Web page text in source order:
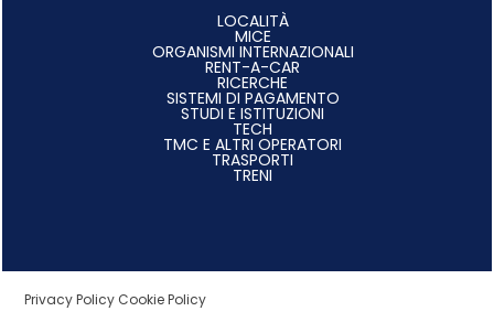
LOCALITÀ
MICE
ORGANISMI INTERNAZIONALI
RENT-A-CAR
RICERCHE
SISTEMI DI PAGAMENTO
STUDI E ISTITUZIONI
TECH
TMC E ALTRI OPERATORI
TRASPORTI
TRENI
Privacy Policy Cookie Policy